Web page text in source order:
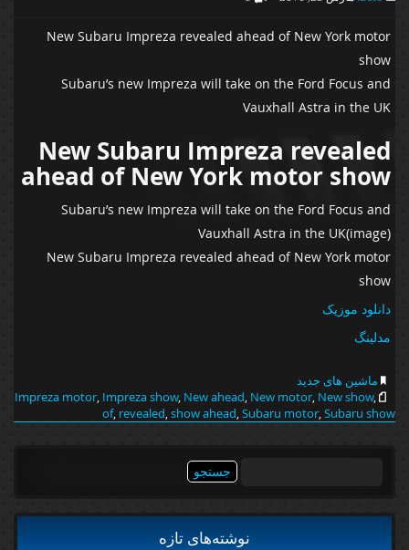
New Subaru Impreza revealed ahead of New York motor
show
Subaru’s new Impreza will take on the Ford Focus and
Vauxhall Astra in the UK
New Subaru Impreza revealed
ahead of New York motor show
Subaru’s new Impreza will take on the Ford Focus and
Vauxhall Astra in the UK(image)
New Subaru Impreza revealed ahead of New York motor
show
دانلود موزیک
مدلینگ
ماشین های جدید
Impreza motor,Impreza show,New ahead,New motor,New show
of,revealed,show ahead,Subaru motor,Subaru show
نوشته‌های تازه